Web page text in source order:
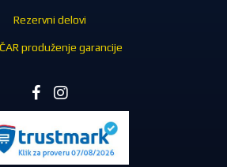
Rezervni delovi
produženje garancije